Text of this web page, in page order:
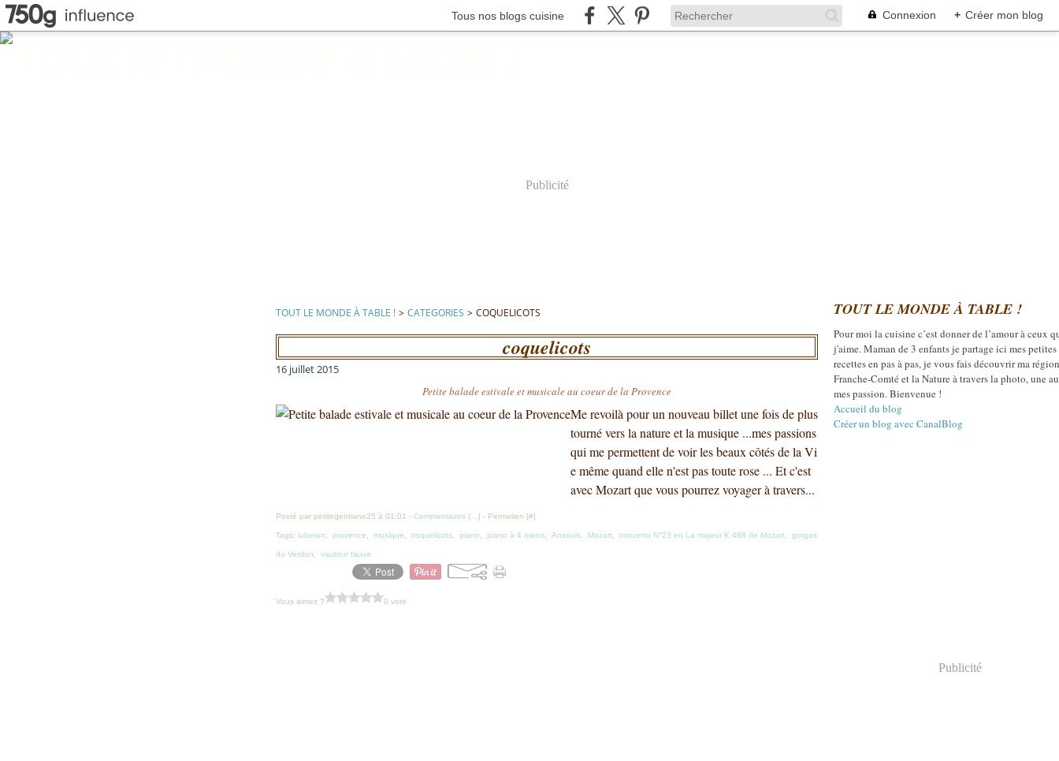
Tous nos blogs cuisine Connexion + Créer mon blog
Publicité
TOUT LE MONDE À TABLE ! > CATEGORIES > COQUELICOTS
coquelicots
16 juillet 2015
Petite balade estivale et musicale au coeur de la Provence
Me revoilà pour un nouveau billet une fois de plus
tourné vers la nature et la musique ...mes passions
qui me permettent de voir les beaux côtés de la Vi
e même quand elle n'est pas toute rose ... Et c'est
avec Mozart que vous pourrez voyager à travers...
Posté par petitegentiane25 à 01:01 - Commentaires [ ] - Permalien [#]
Tags: luberon provence musique coquelicots piano piano à 4 mains Ansouis Mozart concerto N°23 en La majeur K 488 de Mozart gorges
du Verdon vautour fauve
Vous aimez ? 0 vote
TOUT LE MONDE À TABLE !
Pour moi la cuisine c’est donner de l’amour à ceux
j'aime. Maman de 3 enfants je partage ici mes petites
recettes en pas à pas, je vous fais découvrir ma
Franche-Comté et la Nature à travers la photo, une
mes passion. Bienvenue !
Accueil du blog
Créer un blog avec CanalBlog
Publicité